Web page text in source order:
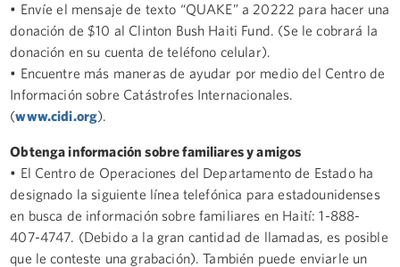
• Envíe el mensaje de texto “QUAKE” a 20222 para hacer una
donación de $10 al Clinton Bush Haiti Fund. (Se le cobrará la
donación en su cuenta de teléfono celular).
• Encuentre más maneras de ayudar por medio del Centro de
Información sobre Catástrofes Internacionales.
(www.cidi.org).
Obtenga información sobre familiares y amigos
• El Centro de Operaciones del Departamento de Estado ha
designado la siguiente línea telefónica para estadounidenses
en busca de información sobre familiares en Haití: 1-888-
407-4747. (Debido a la gran cantidad de llamadas, es posible
que le conteste una grabación). También puede enviarle un